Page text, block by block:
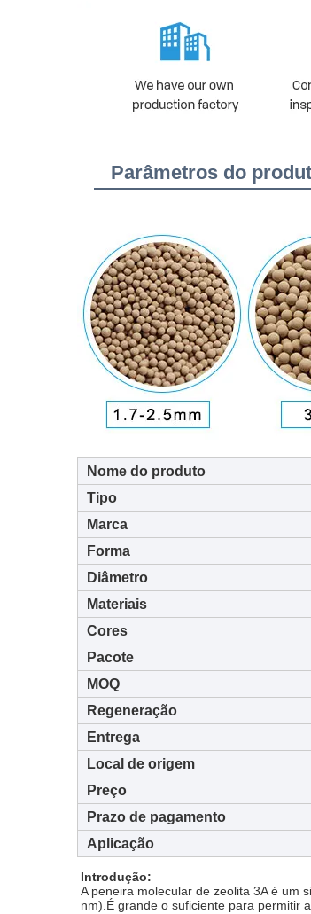
Parâmetros do
Nome do produto
Tipo
Marca
Forma
Diâmetro
Materiais
Cores
Pacote
MOQ
Regeneração
Entrega
Local de origem
Preço
Prazo de pagamento
Aplicação
Introdução:
A peneira molecular de zeolita 3A é um
nm).É grande o suficiente para permitir